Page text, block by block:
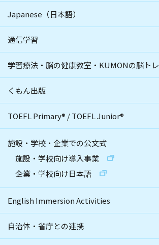
Japanese（日本語）
通信学習
学習療法・脳の健康教室・KUMONの脳トレ
くもん出版
TOEFL Primary® /TOEFL Junior®
施設・学校・企業での公文式
施設・学校向け導入事業
企業・学校向け日本語
English Immersion Activities
自治体・省庁との連携